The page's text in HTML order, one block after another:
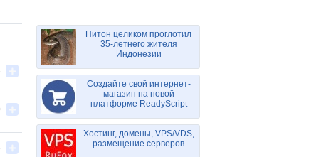
Питон целиком проглотил
35-летнего жителя
Индонезии
Создайте свой интернет-
магазин на новой
платформе ReadyScript
Хостинг, домены, VPS/VDS,
размещение серверов